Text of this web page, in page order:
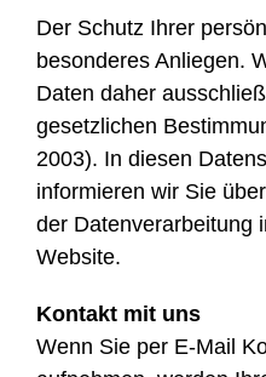
Der Schutz Ihrer
besonderes Anliegen.
Daten daher
gesetzlichen
2003). In diesen
informieren wir Sie
der Datenverarbeitung
Website.
Kontakt mit uns
Wenn Sie per E-Mail